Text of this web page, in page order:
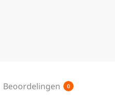
Beoordelingen 0